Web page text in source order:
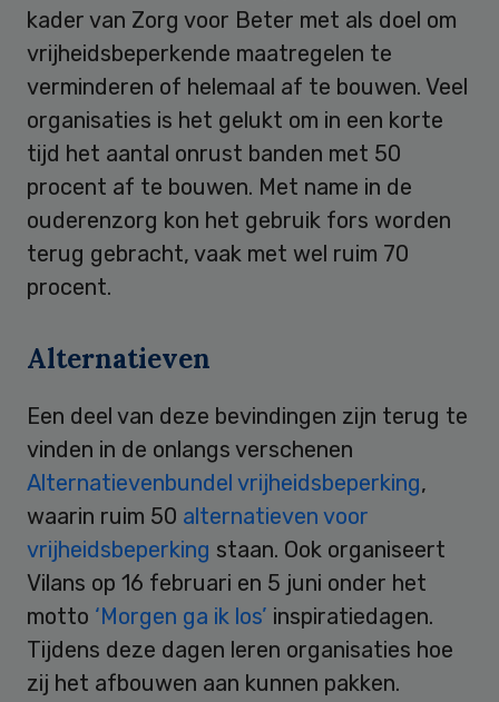
kader van Zorg voor Beter met als doel om
vrijheidsbeperkende maatregelen te
verminderen of helemaal af te bouwen. Veel
organisaties is het gelukt om in een korte
tijd het aantal onrust banden met 50
procent af te bouwen. Met name in de
ouderenzorg kon het gebruik fors worden
terug gebracht, vaak met wel ruim 70
procent.
Alternatieven
Een deel van deze bevindingen zijn terug te
vinden in de onlangs verschenen
Alternatievenbundel vrijheidsbeperking,
waarin ruim 50 alternatieven voor
vrijheidsbeperking staan. Ook organiseert
Vilans op 16 februari en 5 juni onder het
motto ‘Morgen ga ik los’ inspiratiedagen.
Tijdens deze dagen leren organisaties hoe
zij het afbouwen aan kunnen pakken.